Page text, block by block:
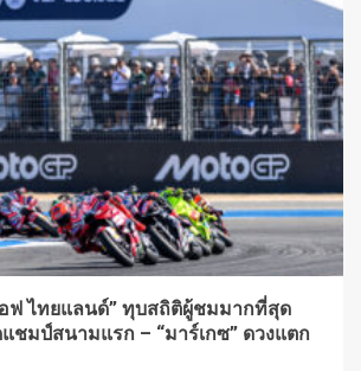
ฟ ไทยแลนด์” ทุบสถิติผู้ชมมากที่สุด
แชมป์สนามแรก – “มาร์เกซ” ดวงแตก